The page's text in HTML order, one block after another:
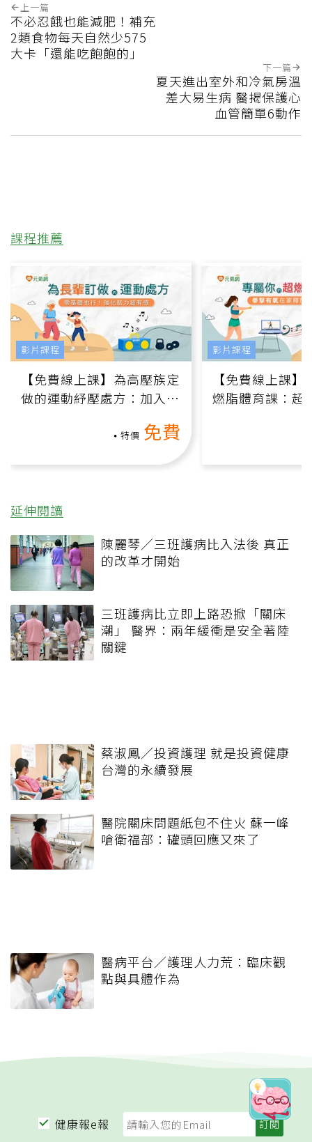
上一篇
不必忍餓也能減肥！補充
2類食物每天自然少575
大卡「還能吃飽飽的」
下一篇
夏天進出室外和冷氣房溫
差大易生病 醫揭保護心
血管簡單6動作
課程推薦
【免費線上課】為高壓族定
做的運動紓壓處方：加入行
特價 免費
影片課程
【免費線上課
燃脂體育課：超
影片課程
延伸閱讀
陳麗琴／三班護病比入法後 真正
的改革才開始
三班護病比立即上路恐掀「關床
潮」 醫界：兩年緩衝是安全著陸
關鍵
蔡淑鳳／投資護理 就是投資健康
台灣的永續發展
醫院關床問題紙包不住火 蘇一峰
嗆衛福部：罐頭回應又來了
醫病平台／護理人力荒：臨床觀
點與具體作為
健康報e報